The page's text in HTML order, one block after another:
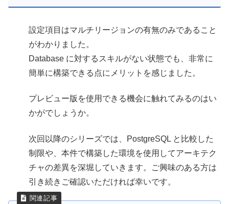
設定項目はマルチリージョンの有無のみであること
がわかりました。
Database に対するスキルがない状態でも、非常に
簡単に構築できる点にメリットを感じました。
プレビュー版を使用できる機会に触れてみるのはい
かがでしょうか。
次回以降のシリーズでは、PostgreSQL と比較した
制限や、本件で構築した環境を使用してアーキテク
チャの差異を深堀していきます。ご興味のある方は
引き続きご確認いただければ幸いです。